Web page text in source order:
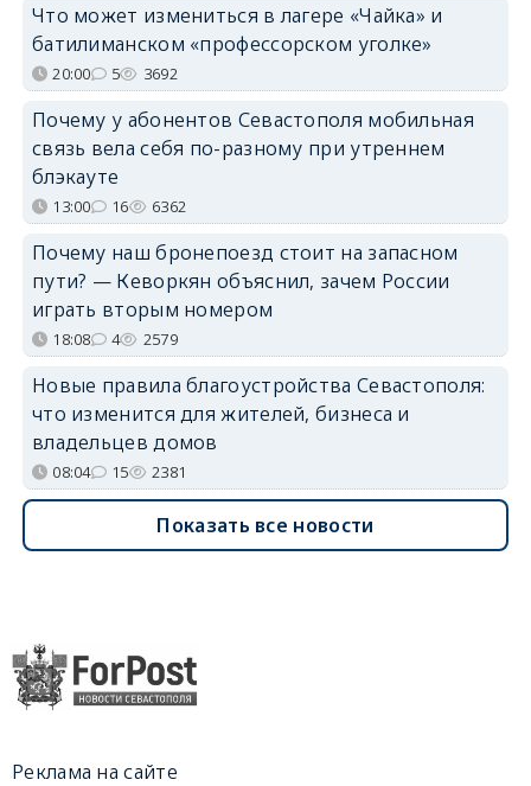
Что может измениться в лагере «Чайка» и
батилиманском «профессорском уголке»
20:00 5 3692
Почему у абонентов Севастополя мобильная
связь вела себя по-разному при утреннем
блэкауте
13:00 16 6362
Почему наш бронепоезд стоит на запасном
пути? — Кеворкян объяснил, зачем России
играть вторым номером
18:08 4 2579
Новые правила благоустройства Севастополя:
что изменится для жителей, бизнеса и
владельцев домов
08:04 15 2381
Показать все новости
Реклама на сайте